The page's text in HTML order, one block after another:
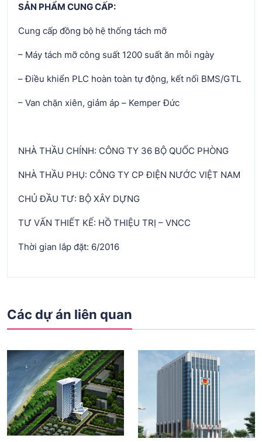
SẢN PHẨM CUNG CẤP:
Cung cấp đồng bộ hệ thống tách mỡ
– Máy tách mỡ công suất 1200 suất ăn mỗi ngày
– Điều khiển PLC hoàn toàn tự động, kết nối BMS/GTL
– Van chặn xiên, giảm áp – Kemper Đức
NHÀ THẦU CHÍNH: CÔNG TY 36 BỘ QUỐC PHÒNG
NHÀ THẦU PHỤ: CÔNG TY CP ĐIỆN NƯỚC VIỆT NAM
CHỦ ĐẦU TƯ: BỘ XÂY DỰNG
TƯ VẤN THIẾT KẾ: HỒ THIỆU TRỊ – VNCC
Thời gian lắp đặt: 6/2016
Các dự án liên quan